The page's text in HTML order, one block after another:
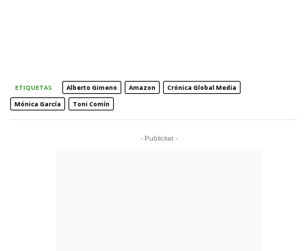
ETIQUETAS Alberto Gimeno Amazon
Crónica Global Media
Mónica García
Toni Comín
- Publicitat -